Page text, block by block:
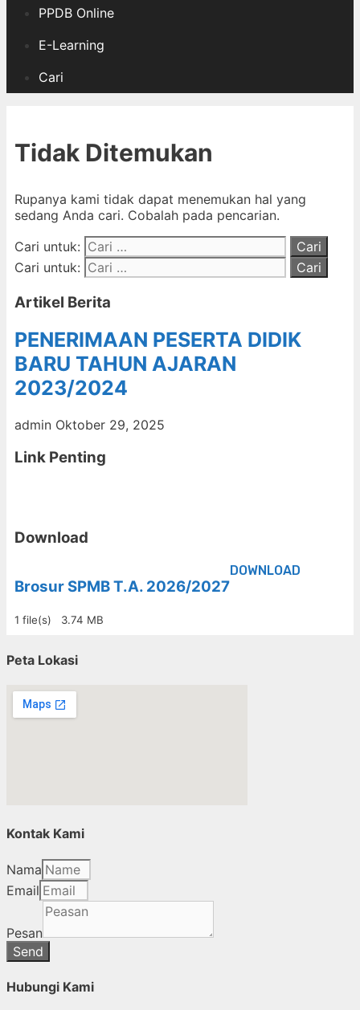
PPDB Online
E-Learning
Cari
Tidak Ditemukan
Rupanya kami tidak dapat menemukan hal yang
sedang Anda cari. Cobalah pada pencarian.
Cari untuk:
Cari untuk:
Artikel Berita
PENERIMAAN PESERTA DIDIK
BARU TAHUN AJARAN
2023/2024
admin Oktober 29, 2025
Link Penting
Download
Brosur SPMB T.A. 2026/2027
1 file(s) 3.74 MB
DOWNLOAD
Peta Lokasi
Kontak Kami
Nama
Email
Pesan
Send
Hubungi Kami